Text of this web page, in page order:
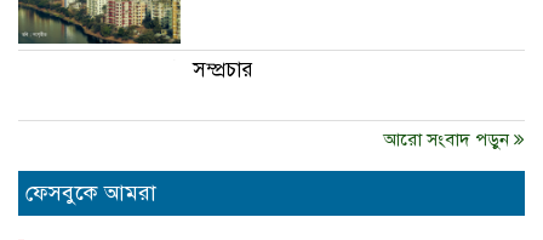
সম্প্রচার
আরো সংবাদ পড়ুন
ফেসবুকে আমরা